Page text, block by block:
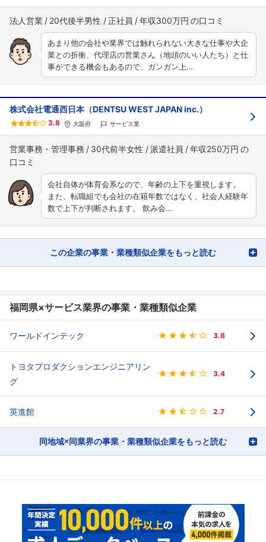
法人営業 20代後半男性 正社員 年収300万円
あまり他の会社や業界では触れられない大きな仕事や大企
業との折衝、代理店の営業さん（地頭のいい人たち）と仕
事ができる機会もあるので、ガンガン上…
株式会社電通西日本（DENTSU WEST JAPAN inc.）
3.8 大阪府 サービス業
営業事務・管理事務 30代前半女性 派遣社員 年収250万円
会社自体が体育会系なので、年齢の上下を重視します。
また、転職組でも会社の在籍年数ではなく、社会人経験年
数で上下が判断されます。 飲み会…
この企業の事業・業種類似企業をもっと読む
福岡県×サービス業界の事業・業種類似企業
ワールドインテック 3.8
トヨタプロダクションエンジニアリン
グ
3.4
英進館 2.7
同地域×同業界の事業・業種類似企業をもっと読む